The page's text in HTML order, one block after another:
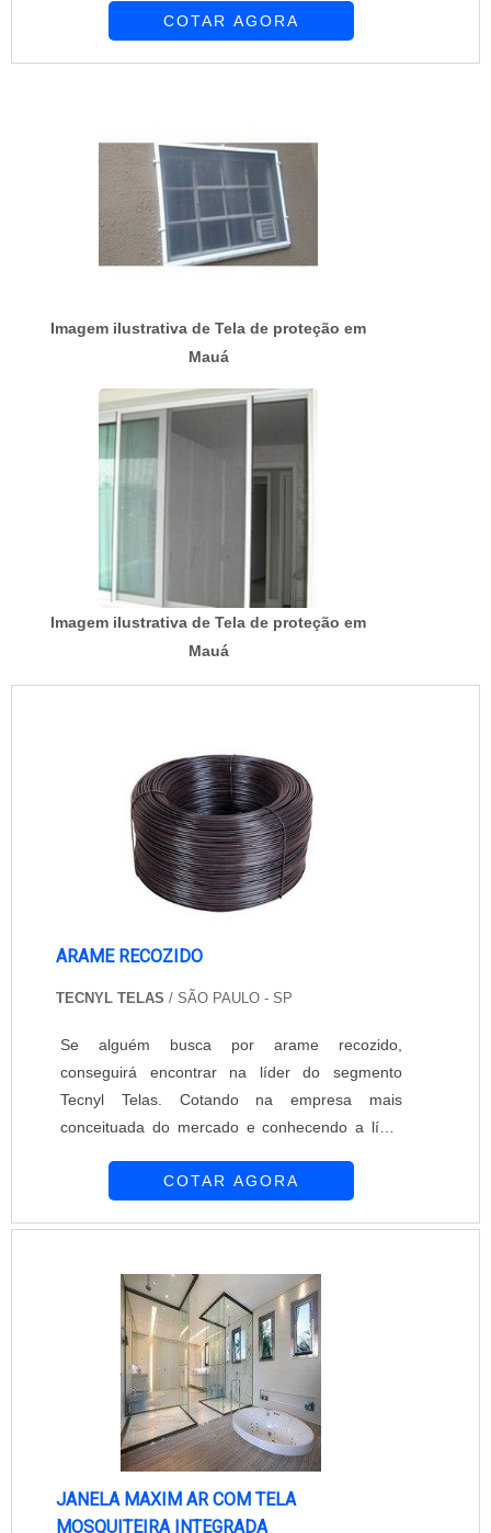
melhor mão de obra da Requinte das Telas
demonstrar competência e ex...
COTAR AGORA
Imagem ilustrativa de Tela de proteção em
Mauá
Imagem ilustrativa de Tela de proteção em
Mauá
ARAME RECOZIDO
TECNYL TELAS / SÃO PAULO - SP
Se alguém busca por arame recozido,
conseguirá encontrar na líder do segmento
Tecnyl Telas. Cotando na empresa mais
conceituada do mercado e conhecendo a líder
assertiva.Quando a temática é arame recozido,
SOBRE O ARAME RECOZIDOHá muitas
maneiras eficientes de demonstrar competência
e excelência em uma área de atuação. A Tecnyl
Telas objetiva sua energia em proporcionar uma
estrutura com: Escritório de alta qualidade onde
são realizadas as atividades; Amplo catálogo de
serviços e produtos de alta qualidade;
tenha arame recozido com ótima qualidade.
COTAR AGORA
JANELA MAXIM AR COM TELA
MOSQUITEIRA INTEGRADA